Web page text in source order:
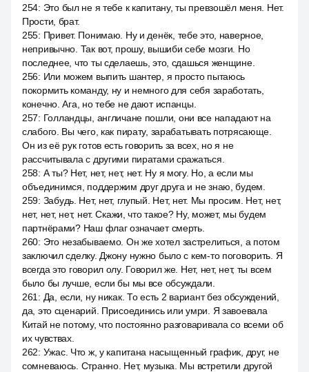
254: Это был не я тебе к капитану, ты превзошёл меня. Нет.
Прости, брат.
255: Привет. Понимаю. Ну и денёк, тебе это, наверное,
непривычно. Так вот, прошу, вышиби себе мозги. Но
последнее, что ты сделаешь, это, сдашься женщине.
256: Или можем выпить шантер, я просто пытаюсь
покормить команду, ну и немного для себя заработать,
конечно. Ага, но тебе не дают испанцы.
257: Голландцы, англичане пошли, они все нападают на
слабого. Вы чего, как пирату, зарабатывать потрясающе.
Он из её рук готов есть говорить за всех, но я не
рассчитывала с другими пиратами сражаться.
258: А ты? Нет, нет, нет, нет. Ну я могу. Но, а если мы
объединимся, поддержим друг друга и не знаю, будем.
259: Забудь. Нет, нет, глупый. Нет, нет. Мы просим. Нет, нет,
нет, нет, нет, нет. Скажи, что такое? Ну, может, мы будем
партнёрами? Наш флаг означает смерть.
260: Это незабываемо. Он же хотел застрелиться, а потом
заключил сделку. Джону нужно было с кем-то поговорить. Я
всегда это говорил олу. Говорил же. Нет, нет, нет, ты всем
было бы лучше, если бы мы все обсуждали.
261 : Да, если, ну никак. То есть 2 вариант без обсуждений,
да, это сценарий. Присоединись или умри. Я завоевала
Китай не потому, что постоянно разговаривала со всеми об
их чувствах.
262: Ужас. Что ж, у капитана насыщенный график, друг, не
сомневаюсь. Странно. Нет, музыка. Мы встретили другой